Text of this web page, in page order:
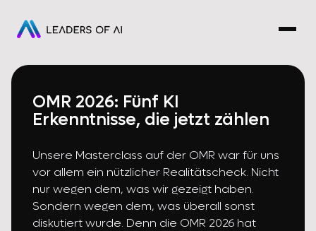
OMR 2026: Fünf KI
Erkenntnisse, die jetzt zählen
Unsere Masterclass auf der OMR war für uns
vor allem ein nützlicher Realitätscheck. Nicht
nur wegen dem, was wir gezeigt haben.
Sondern wegen dem, was überall sonst
diskutiert wurde. Denn die OMR 2026 hat